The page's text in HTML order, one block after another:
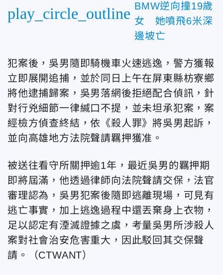
play_circle_outline BMW逆向撞19歲
女 她噴飛6米深
邊坡亡
犯案後，吳男隨即騎機車火速逃逸，警方獲報
立即展開追捕，並於同日上午在屏東縣枋寮鄉
將他逮捕歸案，吳男落網後拒絕配合偵訊，針
對行兇細節一律緘口不提，並未坦承犯案，案
經檢方偵查終結，依《殺人罪》將吳男起訴，
並向高雄地方法院聲請羈押獲准。
被送往看守所關押逾1年，最近吳男的羈押期
即將屆滿，他透過律師向法院聲請交保，法官
審理認為，吳男犯案後隨即逃離現場，可見有
逃亡事實，加上逃逸過程中還丟棄身上衣物，
足以認定有湮滅證據之虞，考量吳男所涉殺人
案對社會治安危害重大，因此駁回其交保聲
請。（CTWANT）